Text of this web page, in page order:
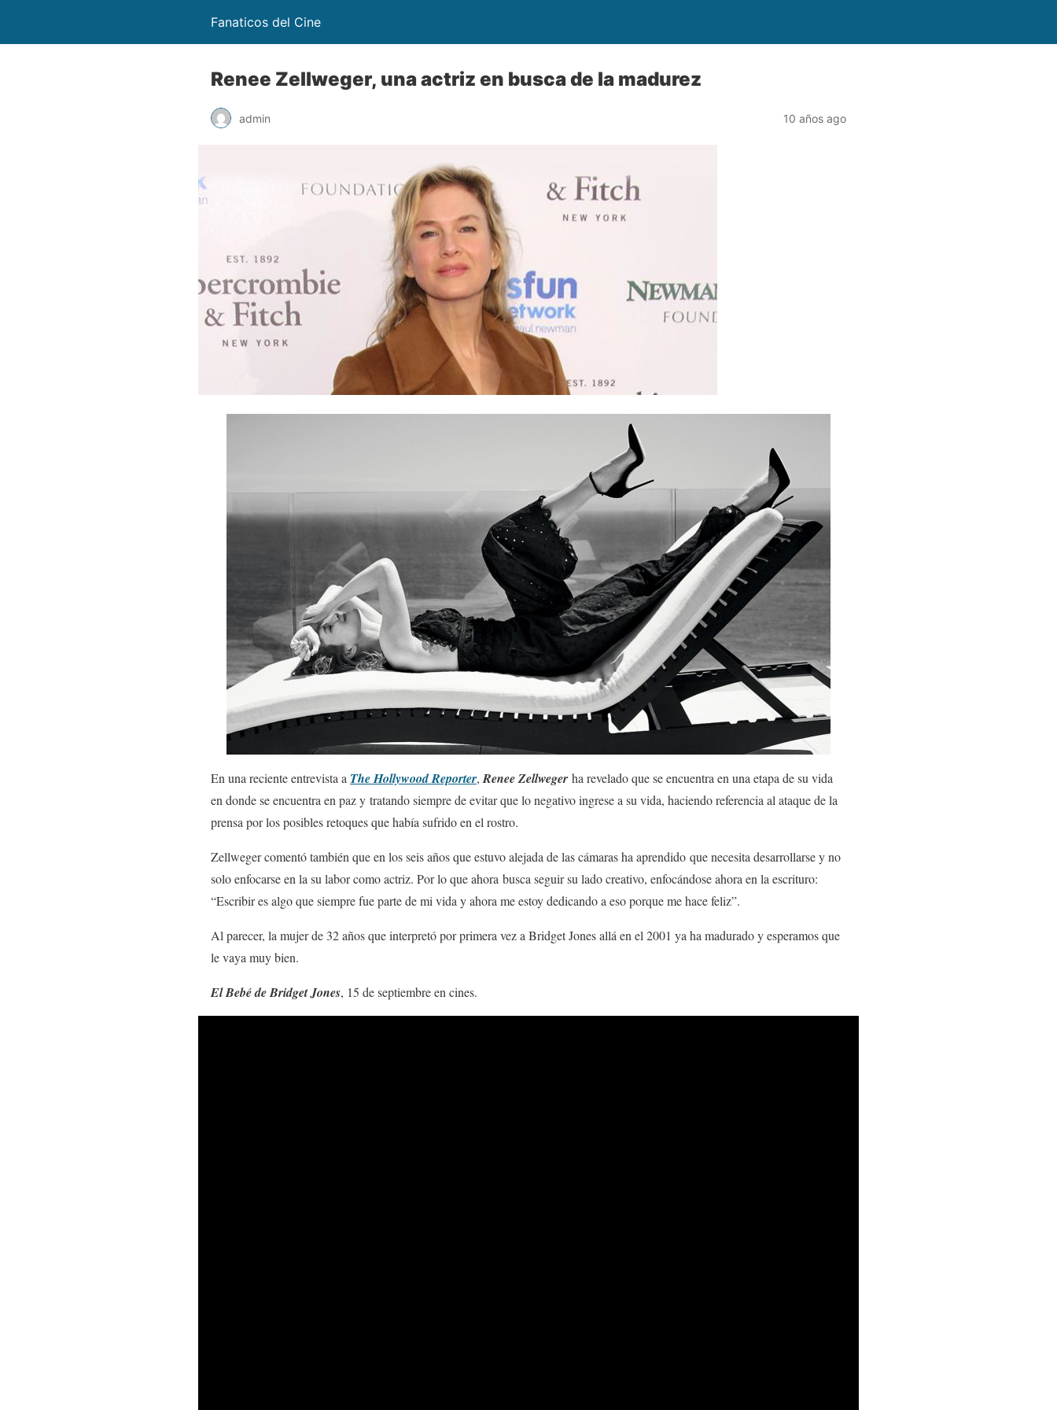
Fanaticos del Cine
Renee Zellweger, una actriz en busca de la madurez
admin 10 años ago
En una reciente entrevista a The Hollywood Reporter, Renee Zellweger ha revelado que se encuentra en una etapa de su vida
en donde se encuentra en paz y tratando siempre de evitar que lo negativo ingrese a su vida, haciendo referencia al ataque de la
prensa por los posibles retoques que había sufrido en el rostro.
Zellweger comentó también que en los seis años que estuvo alejada de las cámaras ha aprendido que necesita desarrollarse y no
solo enfocarse en la su labor como actriz. Por lo que ahora busca seguir su lado creativo, enfocándose ahora en la escrituro:
“Escribir es algo que siempre fue parte de mi vida y ahora me estoy dedicando a eso porque me hace feliz”.
Al parecer, la mujer de 32 años que interpretó por primera vez a Bridget Jones allá en el 2001 ya ha madurado y esperamos que
le vaya muy bien.
El Bebé de Bridget Jones, 15 de septiembre en cines.